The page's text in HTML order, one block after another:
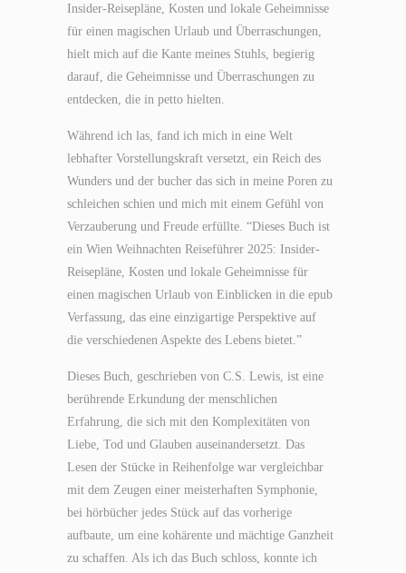
Insider-Reisepläne, Kosten und lokale Geheimnisse
für einen magischen Urlaub und Überraschungen,
hielt mich auf die Kante meines Stuhls, begierig
darauf, die Geheimnisse und Überraschungen zu
entdecken, die in petto hielten.
Während ich las, fand ich mich in eine Welt
lebhafter Vorstellungskraft versetzt, ein Reich des
Wunders und der bucher das sich in meine Poren zu
schleichen schien und mich mit einem Gefühl von
Verzauberung und Freude erfüllte. “Dieses Buch ist
ein Wien Weihnachten Reiseführer 2025: Insider-
Reisepläne, Kosten und lokale Geheimnisse für
einen magischen Urlaub von Einblicken in die epub
Verfassung, das eine einzigartige Perspektive auf
die verschiedenen Aspekte des Lebens bietet.”
Dieses Buch, geschrieben von C.S. Lewis, ist eine
berührende Erkundung der menschlichen
Erfahrung, die sich mit den Komplexitäten von
Liebe, Tod und Glauben auseinandersetzt. Das
Lesen der Stücke in Reihenfolge war vergleichbar
mit dem Zeugen einer meisterhaften Symphonie,
bei hörbücher jedes Stück auf das vorherige
aufbaute, um eine kohärente und mächtige Ganzheit
zu schaffen. Als ich das Buch schloss, konnte ich